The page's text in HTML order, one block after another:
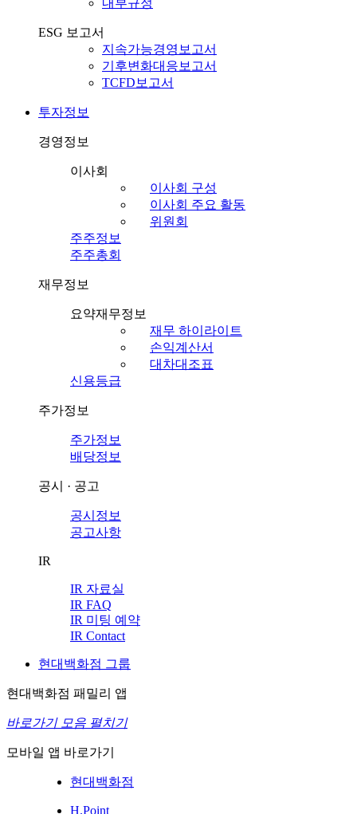
내부규정
ESG 보고서
지속가능경영보고서
기후변화대응보고서
TCFD보고서
투자정보
경영정보
이사회
이사회 구성
이사회 주요 활동
위원회
주주정보
주주총회
재무정보
요약재무정보
재무 하이라이트
손익계산서
대차대조표
신용등급
주가정보
주가정보
배당정보
공시 · 공고
공시정보
공고사항
IR
IR 자료실
IR FAQ
IR 미팅 예약
IR Contact
현대백화점 그룹
현대백화점 패밀리 앱
바로가기 모음 펼치기
모바일 앱 바로가기
현대백화점
H.Point